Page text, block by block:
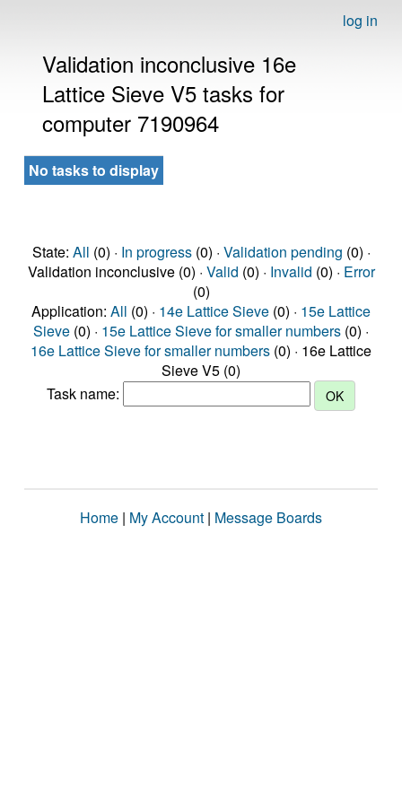
log in
Validation inconclusive 16e
Lattice Sieve V5 tasks for
computer 7190964
No tasks to display
State: All (0) · In progress(0) · Validation pending (0) ·
Validation inconclusive (0) · Valid (0) · Invalid (0) · Error
(0)
Application: All (0) · 14e Lattice Sieve (0) · 15e Lattice
Sieve (0) · 15e Lattice Sieve for smaller numbers (0) ·
16e Lattice Sieve for smaller numbers (0) · 16e Lattice
Sieve V5 (0)
Task name:
Home | My Account | Message Boards